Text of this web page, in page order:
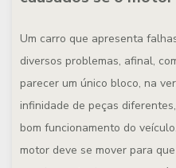
Um carro que apresenta
diversos problemas, afinal,
parecer um único bloco, na
infinidade de peças
bom funcionamento do
motor deve se mover para